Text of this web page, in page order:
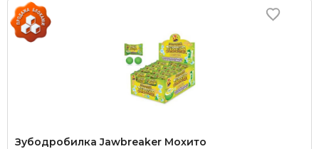
Зубодробилка Jawbreaker Мохито